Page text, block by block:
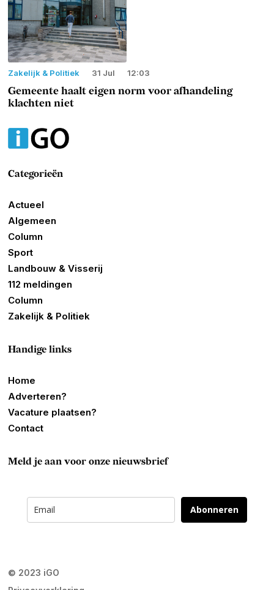
Zakelijk & Politiek 31 Jul 12:03
Gemeente haalt eigen norm voor afhandeling
klachten niet
Categorieën
Actueel
Algemeen
Column
Sport
Landbouw & Visserij
112 meldingen
Column
Zakelijk & Politiek
Handige links
Home
Adverteren?
Vacature plaatsen?
Contact
Meld je aan voor onze nieuwsbrief
Abonneren
© 2023 iGO